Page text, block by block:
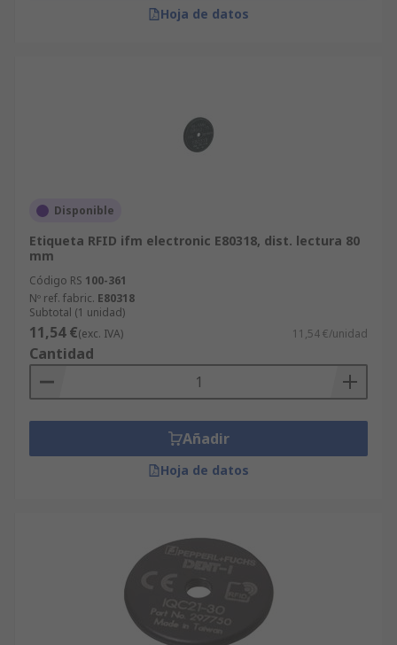
Hoja de datos
Disponible
Etiqueta RFID ifm electronic E80318, dist. lectura 80
mm
Código RS 100-361
Nº ref. fabric. E80318
Subtotal (1 unidad)
11,54 €(exc. IVA) 11,54 €/unidad
Cantidad
Añadir
Hoja de datos